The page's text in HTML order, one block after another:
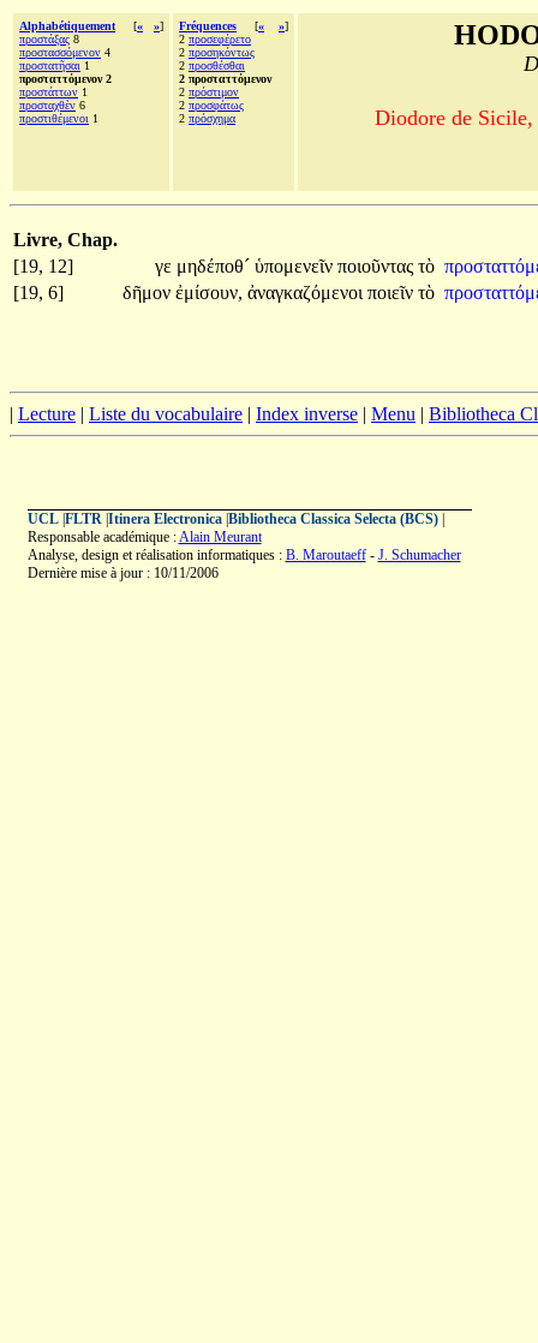
Alphabétiquement [« »]
προστάξας 8
προστασσόμενον 4
προστατῆσαι 1
προσταττόμενον 2
προστάττων 1
προσταχθὲν 6
προστιθέμενοι 1
Fréquences [« »]
2 προσεφέρετο
2 προσηκόντως
2 προσθέσθαι
2 προσταττόμενον
2 πρόστιμον
2 προσφάτως
2 πρόσχημα Diodore de
Livre, Chap.
[19, 12]
γε μηδέποθ´ ὑπομενεῖν ποιοῦντας τὸ
[19, 6]
δῆμον ἐμίσουν, ἀναγκαζόμενοι ποιεῖν τὸ
| Lecture | Liste du vocabulaire | Index inverse | Menu | Bibliotheca
UCL| FLTR| Itinera Electronica| Bibliotheca Classica Selecta (BCS)|
Responsable académique :Alain Meurant
Analyse, design et réalisation informatiques : B. Maroutaeff- J. Schumacher
Dernière mise à jour : 10/11/2006